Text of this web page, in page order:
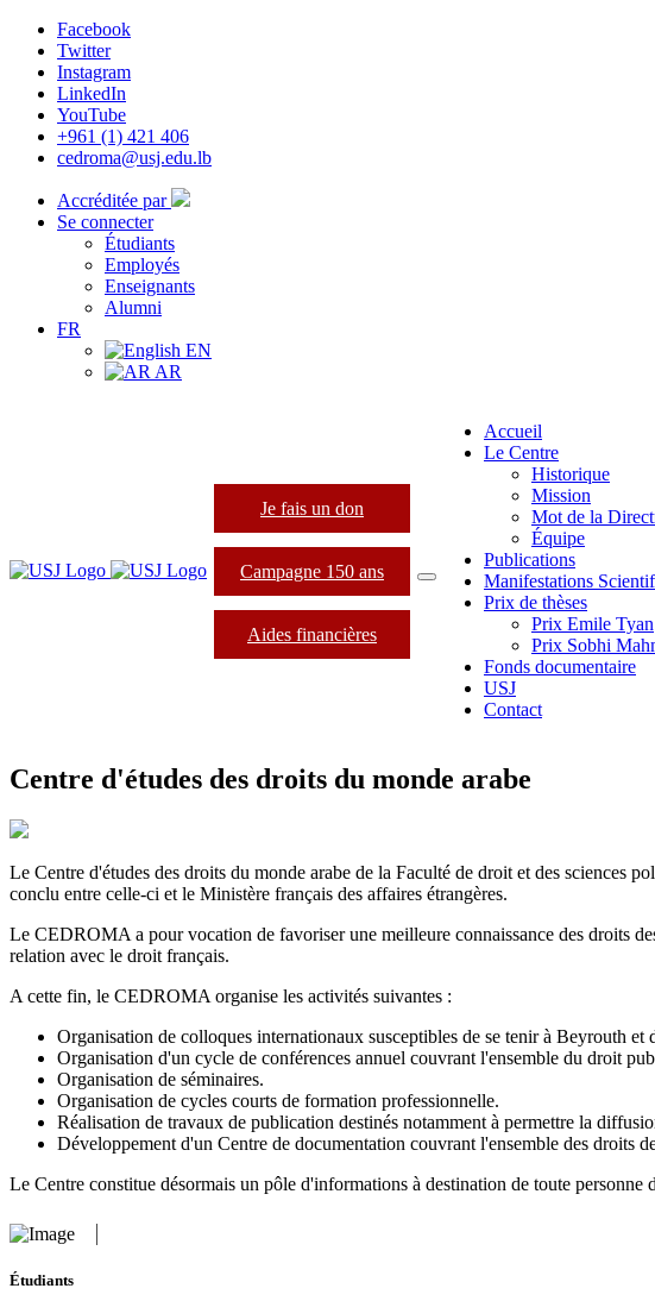
Facebook
Twitter
Instagram
LinkedIn
YouTube
+961 (1) 421 406
cedroma@usj.edu.lb
Accréditée par
Se connecter
Étudiants
Employés
Enseignants
Alumni
FR
EN
AR
Je fais un don
Campagne 150 ans
Aides financières
Accueil
Le Centre
Historique
Mission
Mot de la
Équipe
Publications
Manifestations
Prix de thèses
Prix Emile Tyan
Prix Sobhi
Fonds documentaire
USJ
Contact
Centre d'études des droits du monde arabe
Le Centre d'études des droits du monde arabe de la Faculté de droit et des sciences
conclu entre celle-ci et le Ministère français des affaires étrangères.
Le CEDROMA a pour vocation de favoriser une meilleure connaissance des droits
relation avec le droit français.
A cette fin, le CEDROMA organise les activités suivantes :
Organisation de colloques internationaux susceptibles de se tenir à Beyrouth et
Organisation d'un cycle de conférences annuel couvrant l'ensemble du droit
Organisation de séminaires.
Organisation de cycles courts de formation professionnelle.
Réalisation de travaux de publication destinés notamment à permettre la
Développement d'un Centre de documentation couvrant l'ensemble des droits
Le Centre constitue désormais un pôle d'informations à destination de toute personne
Étudiants